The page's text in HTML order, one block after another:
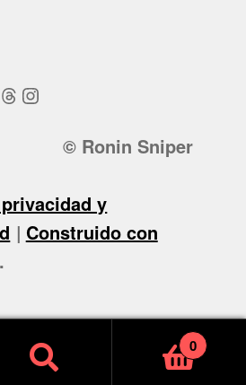
Threads
Instagram
© Ronin Sniper
y
Construido con
.
0